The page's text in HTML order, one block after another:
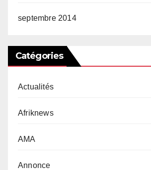
septembre 2014
Catégories
Actualités
Afriknews
AMA
Annonce